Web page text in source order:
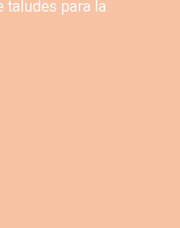
taludes para la